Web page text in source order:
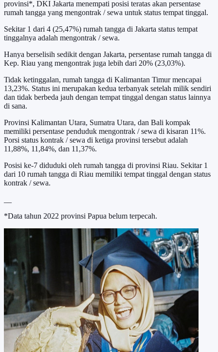
provinsi*, DKI Jakarta menempati posisi teratas akan persentase
rumah tangga yang mengontrak / sewa untuk status tempat tinggal.
Sekitar 1 dari 4 (25,47%) rumah tangga di Jakarta status tempat
tinggalnya adalah mengontrak / sewa.
Hanya berselisih sedikit dengan Jakarta, persentase rumah tangga di
Kep. Riau yang mengontrak juga lebih dari 20% (23,03%).
Tidak ketinggalan, rumah tangga di Kalimantan Timur mencapai
13,23%. Status ini merupakan kedua terbanyak setelah milik sendiri
dan tidak berbeda jauh dengan tempat tinggal dengan status lainnya
di sana.
Provinsi Kalimantan Utara, Sumatra Utara, dan Bali kompak
memiliki persentase penduduk mengontrak / sewa di kisaran 11%.
Porsi status kontrak / sewa di ketiga provinsi tersebut adalah
11,88%, 11,84%, dan 11,37%.
Posisi ke-7 diduduki oleh rumah tangga di provinsi Riau. Sekitar 1
dari 10 rumah tangga di Riau memiliki tempat tinggal dengan status
kontrak / sewa.
*Data tahun 2022 provinsi Papua belum terpecah.